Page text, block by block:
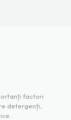
factori
detergenți,